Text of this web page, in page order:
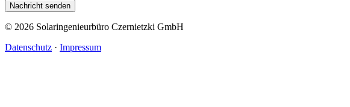
Nachricht senden
© 2026 Solaringenieurbüro Czernietzki GmbH
Datenschutz · Impressum